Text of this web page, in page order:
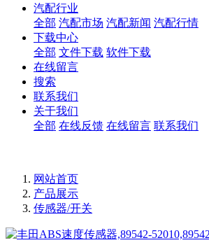
汽配行业
全部 汽配市场 汽配新闻 汽配行情
下载中心
全部 文件下载 软件下载
在线留言
搜索
联系我们
关于我们
全部 在线反馈 在线留言 联系我们
网站首页
产品展示
传感器/开关